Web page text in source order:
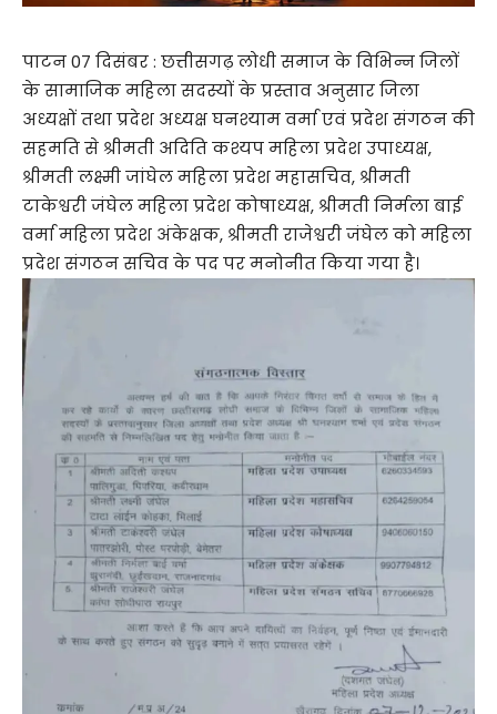
पाटन 07 दिसंबर : छत्तीसगढ़ लोधी समाज के विभिन्न जिलों
के सामाजिक महिला सदस्यों के प्रस्ताव अनुसार जिला
अध्यक्षों तथा प्रदेश अध्यक्ष घनश्याम वर्मा एवं प्रदेश संगठन की
सहमति से श्रीमती अदिति कश्यप महिला प्रदेश उपाध्यक्ष,
श्रीमती लक्ष्मी जांघेल महिला प्रदेश महासचिव, श्रीमती
टाकेश्वरी जंघेल महिला प्रदेश कोषाध्यक्ष, श्रीमती निर्मला बाई
वर्मा महिला प्रदेश अंकेक्षक, श्रीमती राजेश्वरी जंघेल को महिला
प्रदेश संगठन सचिव के पद पर मनोनीत किया गया है।